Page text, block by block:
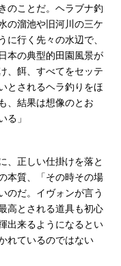
のことだ。ヘラブナ釣
の溜池や旧河川の三ケ
行く先々の水辺で、
本の典型的田園風景が
、餌、すべてをセッテ
とされるヘラ釣りをほ
、結果は想像のとお
る」
、正しい仕掛けを落と
本質、「その時その場
のだ。イヴォンが言う
高とされる道具も初心
出来るようになるとい
れているのではない